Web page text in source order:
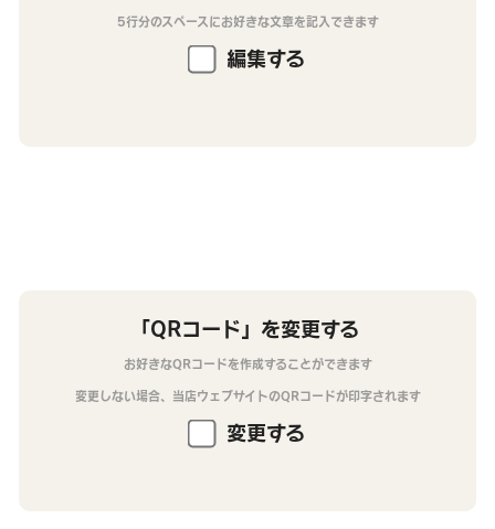
5行分のスペースにお好きな文章を記入できます
編集する
「QRコード」を変更する
お好きなQRコードを作成することができます
変更しない場合、当店ウェブサイトのQRコードが印字されます
変更する